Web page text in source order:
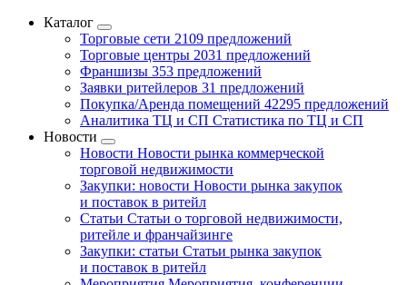
Каталог
Торговые сети 2109 предложений
Торговые центры 2031 предложений
Франшизы 353 предложений
Заявки ритейлеров 31 предложений
Покупка/Аренда помещений 42295 предложений
Аналитика ТЦ и СП Статистика по ТЦ и СП
Новости
Новости Новости рынка коммерческой
торговой недвижимости
Закупки: новости Новости рынка закупок
и поставок в ритейл
Статьи Статьи о торговой недвижимости,
ритейле и франчайзинге
Закупки: статьи Статьи рынка закупок
и поставок в ритейл